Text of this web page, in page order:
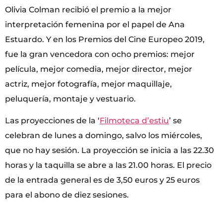
Olivia Colman recibió el premio a la mejor
interpretación femenina por el papel de Ana
Estuardo. Y en los Premios del Cine Europeo 2019,
fue la gran vencedora con ocho premios: mejor
película, mejor comedia, mejor director, mejor
actriz, mejor fotografía, mejor maquillaje,
peluquería, montaje y vestuario.
Las proyecciones de la ‘Filmoteca d’estiu’ se
celebran de lunes a domingo, salvo los miércoles,
que no hay sesión. La proyección se inicia a las 22.30
horas y la taquilla se abre a las 21.00 horas. El precio
de la entrada general es de 3,50 euros y 25 euros
para el abono de diez sesiones.